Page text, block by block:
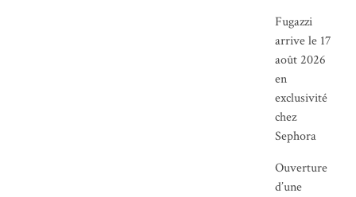
Fugazzi
arrive le 17
août 2026
en
exclusivité
chez
Sephora
Ouverture
d’une